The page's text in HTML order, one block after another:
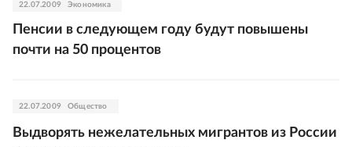
22.07.2009 Экономика
Пенсии в следующем году будут повышены
почти на 50 процентов
22.07.2009 Общество
Выдворять нежелательных мигрантов из России